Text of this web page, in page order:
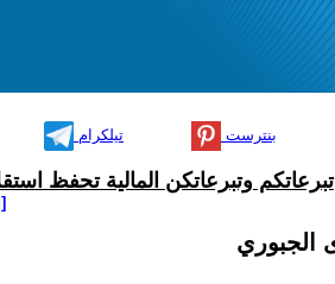
تيلكرام بنترست
تبرعاتكم وتبرعاتكن المالية تحفظ
الجبوري